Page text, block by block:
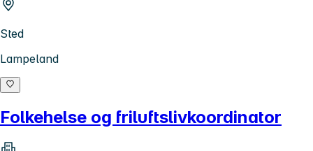
Sted
Lampeland
Folkehelse og friluftslivkoordinator